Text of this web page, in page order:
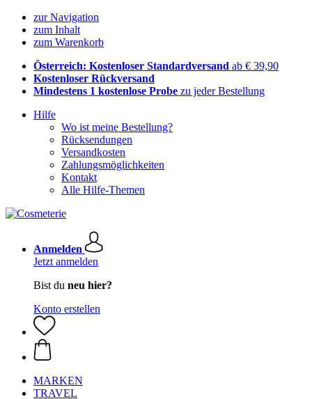
zur Navigation
zum Inhalt
zum Warenkorb
Österreich: Kostenloser Standardversand ab € 39,90
Kostenloser Rückversand
Mindestens 1 kostenlose Probe zu jeder Bestellung
Hilfe
Wo ist meine Bestellung?
Rücksendungen
Versandkosten
Zahlungsmöglichkeiten
Kontakt
Alle Hilfe-Themen
Anmelden
Jetzt anmelden
Bist du neu hier?
Konto erstellen
MARKEN
TRAVEL